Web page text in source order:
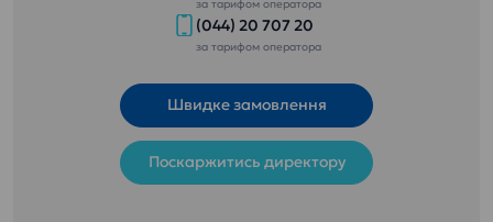
за тарифом оператора
(044) 20 707 20
за тарифом оператора
Швидке замовлення
Поскаржитись директору